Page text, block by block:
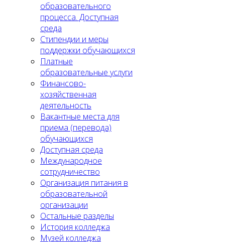
образовательного
процесса. Доступная
среда
Стипендии и меры
поддержки обучающихся
Платные
образовательные услуги
Финансово-
хозяйственная
деятельность
Вакантные места для
приема (перевода)
обучающихся
Доступная среда
Международное
сотрудничество
Организация питания в
образовательной
организации
Остальные разделы
История колледжа
Музей колледжа